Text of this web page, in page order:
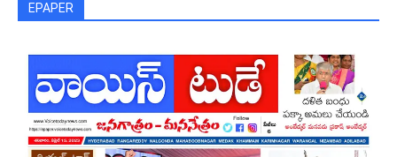
EPAPER